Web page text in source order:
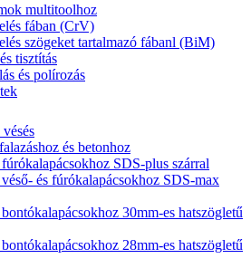
multitoolhoz
fában (CrV)
szögeket tartalmazó fábanl (BiM)
tisztítás
és polírozás
vésés
és betonhoz
SDS-plus szárral
és fúrókalapácsokhoz SDS-max
30mm-es hatszögletű
28mm-es hatszögletű